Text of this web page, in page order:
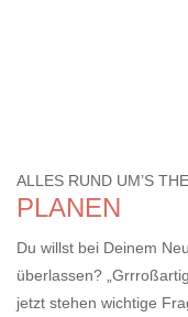
ALLES RUND UM’S
PLANEN
Du willst bei Deinem
überlassen?
jetzt stehen wichtige